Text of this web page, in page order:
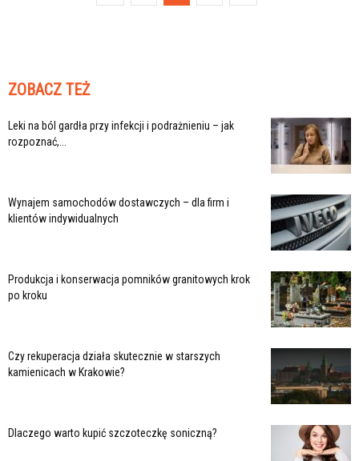
ZOBACZ TEŻ
Leki na ból gardła przy infekcji i podrażnieniu – jak
rozpoznać,...
Wynajem samochodów dostawczych – dla firm i
klientów indywidualnych
Produkcja i konserwacja pomników granitowych krok
po kroku
Czy rekuperacja działa skutecznie w starszych
kamienicach w Krakowie?
Dlaczego warto kupić szczoteczkę soniczną?